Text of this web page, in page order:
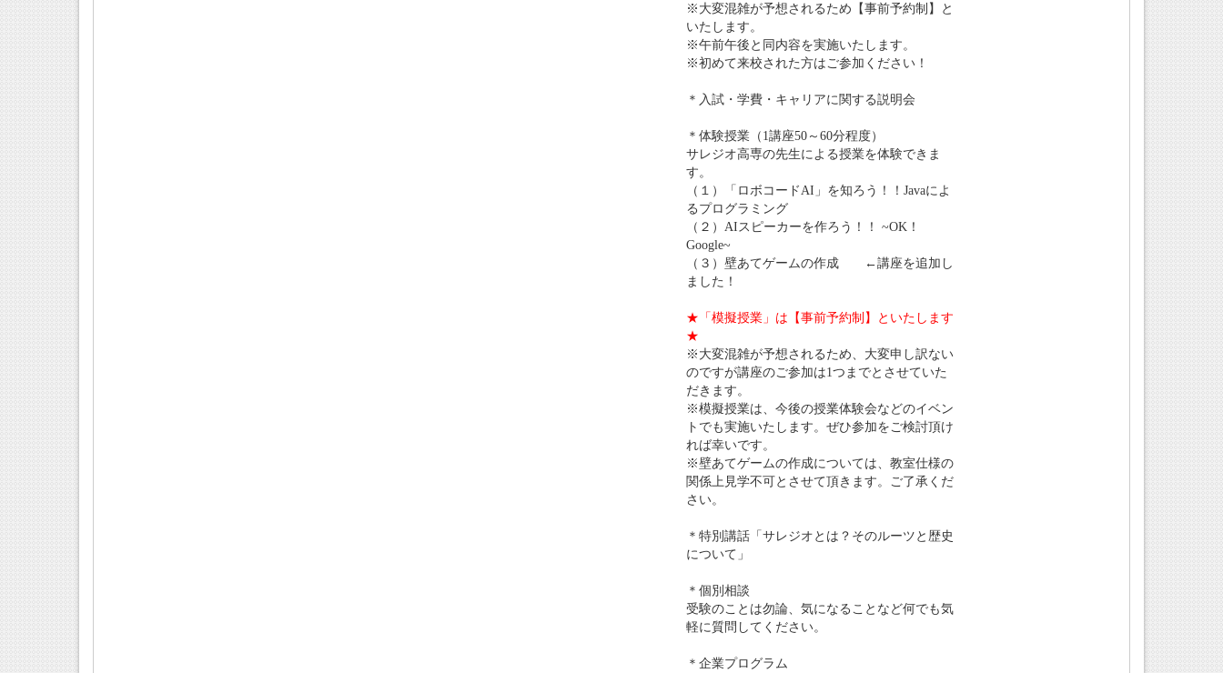
※大変混雑が予想されるため【事前予約制】と
いたします。
※午前午後と同内容を実施いたします。
※初めて来校された方はご参加ください！
＊入試・学費・キャリアに関する説明会
＊体験授業（1講座50～60分程度）
サレジオ高専の先生による授業を体験できま
す。
（１）「ロボコードAI」を知ろう！！Javaによ
るプログラミング
（２）AIスピーカーを作ろう！！ ~OK！
Google~
（３）壁あてゲームの作成 ←講座を追加し
ました！
★「模擬授業」は【事前予約制】といたします
★
※大変混雑が予想されるため、大変申し訳ない
のですが講座のご参加は1つまでとさせていた
だきます。
※模擬授業は、今後の授業体験会などのイベン
トでも実施いたします。ぜひ参加をご検討頂け
れば幸いです。
※壁あてゲームの作成については、教室仕様の
関係上見学不可とさせて頂きます。ご了承くだ
さい。
＊特別講話「サレジオとは？そのルーツと歴史
について」
＊個別相談
受験のことは勿論、気になることなど何でも気
軽に質問してください。
＊企業プログラム